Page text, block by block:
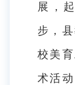
展，
步，
校美
术活